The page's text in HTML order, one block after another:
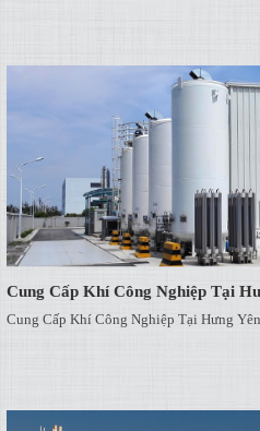
Cung Cấp Khí Công Nghiệp Tại
Cung Cấp Khí Công Nghiệp Tại Hưng